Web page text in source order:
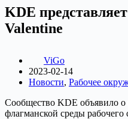
KDE
Valentine
ViGo
2023-02-14
Новости, Рабочее
Сообщество KDE объявило о
флагманской среды рабочего